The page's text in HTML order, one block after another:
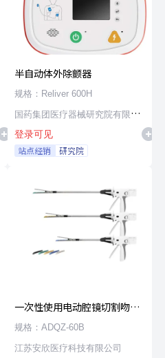
半自动体外除颤器
规格：Reliver 600H
国药集团医疗器械研究院有限公
司
登录可见
站点经销 研究院
一次性使用电动腔镜切割吻合
器及组件
规格：ADQZ-60B
江苏安欣医疗科技有限公司